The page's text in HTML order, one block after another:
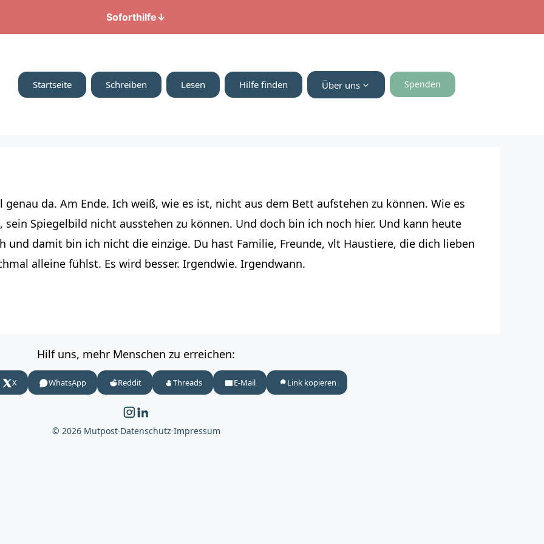
Soforthilfe↓
Startseite Schreiben Lesen Hilfe finden Über uns Spenden
da. Am Ende. Ich weiß, wie es ist, nicht aus dem Bett aufstehen zu können. Wie es
Spiegelbild nicht ausstehen zu können. Und doch bin ich noch hier. Und kann heute
und damit bin ich nicht die einzige. Du hast Familie, Freunde, vlt Haustiere, die dich lieben
alleine fühlst. Es wird besser. Irgendwie. Irgendwann.
Hilf uns, mehr Menschen zu erreichen:
X WhatsApp Reddit Threads E-Mail Link kopieren
© 2026 Mutpost·Datenschutz·Impressum